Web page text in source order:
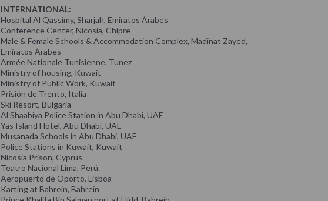
INTERNATIONAL:
Hospital Al Qassimy, Sharjah, Emiratos Árabes
Conference Center, Nicosia, Chipre
Male & Female Schools & Accommodation Complex, Madinat Zayed,
Emiratos Árabes
Armée Nationale Tunisienne, Tunez
Ministry of housing, Kuwait
Ministry of Public Work, Kuwait
Prisión de Trento, Italia
Ski Resort, Bulgaria
Al Shaabiya Police Station in Abu Dhabi, UAE
Yas Island Hotel, Abu Dhabi, UAE
Musanada Schools in Abu Dhabi, UAE
Police Stations in Kuwait, Kuwait
Nicosia Prison, Cyprus
Teatro Nacional Lima, Perú.
Aeropuerto de Oporto, Lisboa
Karting at Bahrein, Bahrein